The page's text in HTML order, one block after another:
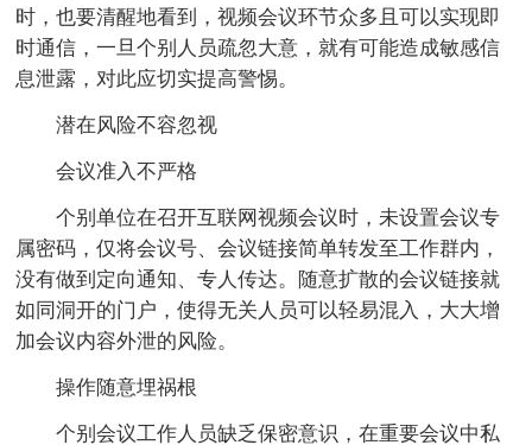
时，也要清醒地看到，视频会议环节众多且可以实现即
时通信，一旦个别人员疏忽大意，就有可能造成敏感信
息泄露，对此应切实提高警惕。
潜在风险不容忽视
会议准入不严格
个别单位在召开互联网视频会议时，未设置会议专
属密码，仅将会议号、会议链接简单转发至工作群内，
没有做到定向通知、专人传达。随意扩散的会议链接就
如同洞开的门户，使得无关人员可以轻易混入，大大增
加会议内容外泄的风险。
操作随意埋祸根
个别会议工作人员缺乏保密意识，在重要会议中私